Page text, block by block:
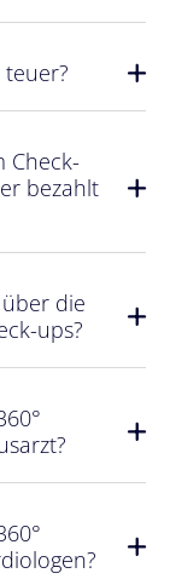
Check-
bezahlt
die
ups?​